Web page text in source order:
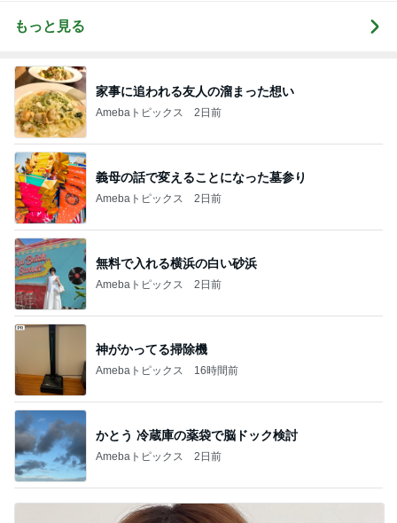
もっと見る
家事に追われる友人の溜まった想い
Amebaトピックス 2日前
義母の話で変えることになった墓参り
Amebaトピックス 2日前
無料で入れる横浜の白い砂浜
Amebaトピックス 2日前
神がかってる掃除機
Amebaトピックス 16時間前
かとう 冷蔵庫の薬袋で脳ドック検討
Amebaトピックス 2日前